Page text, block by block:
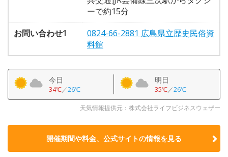
ーで約15分
お問い合わせ1
0824-66-2881 広島県立歴史民俗資
料館
今日
34℃／26℃
明日
35℃／26℃
天気情報提供元：株式会社ライフビジネスウェザー
開催期間や料金、公式サイトの情報を見る